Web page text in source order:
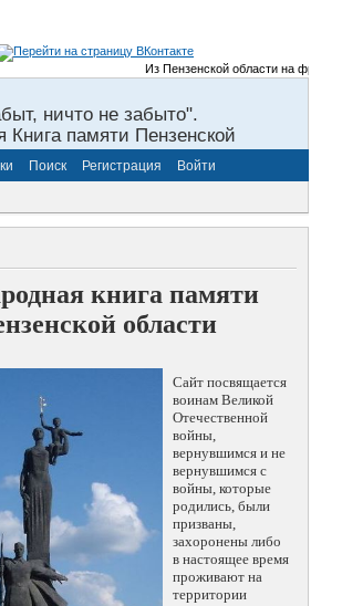
Из Пензенской области на фронты
ничто не забыто".
Книга памяти Пензенской
Поиск Регистрация Войти
книга памяти
области
Сайт посвящается
воинам Великой
Отечественной
войны,
вернувшимся и не
вернувшимся с
войны, которые
родились, были
призваны,
захоронены либо
в настоящее время
проживают на
территории